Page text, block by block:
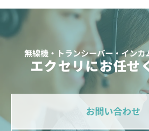
無線機・トランシーバー・インカ
エクセリにお任せ
お問い合わせ